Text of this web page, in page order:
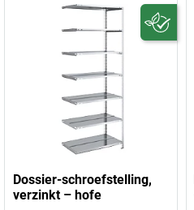
Dossier-schroefstelling,
verzinkt – hofe